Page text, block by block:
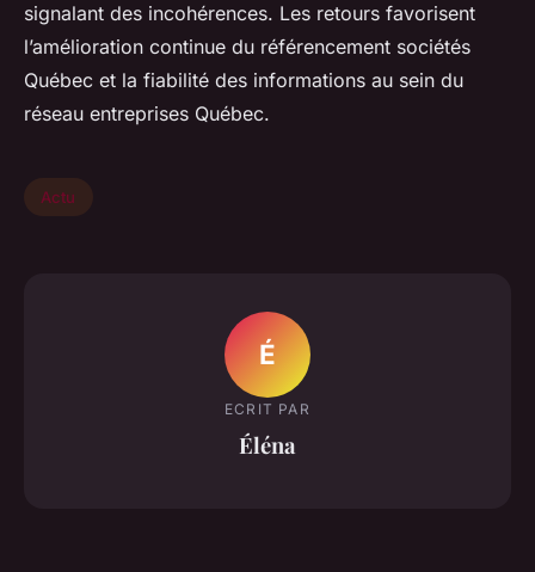
signalant des incohérences. Les retours favorisent
l’amélioration continue du référencement sociétés
Québec et la fiabilité des informations au sein du
réseau entreprises Québec.
Actu
É
ECRIT PAR
Éléna